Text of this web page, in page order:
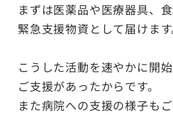
まずは医薬品や医療器具、
緊急支援物資として届けます
こうした活動を速やかに開
ご支援があったからです。
また病院への支援の様子も